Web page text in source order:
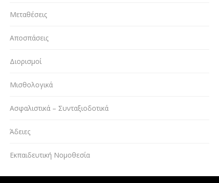
Μεταθέσεις
Αποσπάσεις
Διορισμοί
Μισθολογικά
Ασφαλιστικά – Συνταξιοδοτικά
Άδειες
Εκπαιδευτική Νομοθεσία